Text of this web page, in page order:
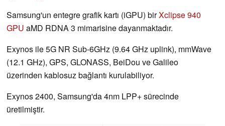
Samsung'un entegre grafik kartı (iGPU) birXclipse 940
GPU aMD RDNA 3 mimarisine dayanmaktadır.
Exynos ile 5G NR Sub-6GHz (9.64 GHz uplink), mmWave
(12.1 GHz), GPS, GLONASS, BeiDou ve Galileo
üzerinden kablosuz bağlantı kurulabiliyor.
Exynos 2400, Samsung'da 4nm LPP+ sürecinde
üretilmiştir.